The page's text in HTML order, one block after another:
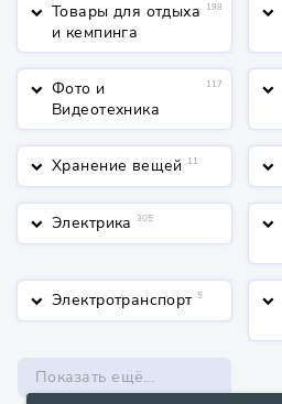
keyboard_arrow_down Товары для отдыха
и кемпинга
198 keyboard_arrow_down
keyboard_arrow_down Фото и
Видеотехника
117 keyboard_arrow_down
keyboard_arrow_down Хранение вещей 11 keyboard_arrow_down
keyboard_arrow_down Электрика 305 keyboard_arrow_down
keyboard_arrow_down Электротранспорт 5 keyboard_arrow_down
Показать ещё...